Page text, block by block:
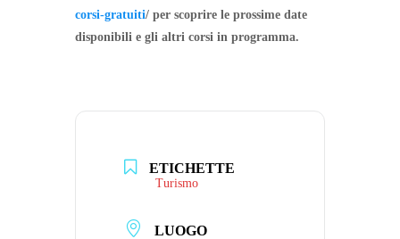
corsi-gratuiti/ per scoprire le prossime date
disponibili e gli altri corsi in programma.
ETICHETTE
Turismo
LUOGO